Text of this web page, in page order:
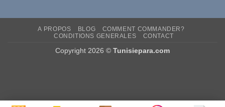
A PROPOS BLOG
COMMENT COMMANDER?
CONDITIONS GENERALES
CONTACT
Copyright 2026 © Tunisiepara.com